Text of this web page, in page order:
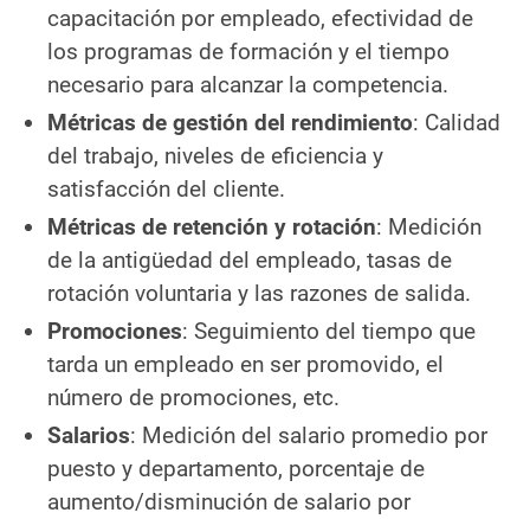
capacitación por empleado, efectividad de
los programas de formación y el tiempo
necesario para alcanzar la competencia.
Métricas de gestión del rendimiento: Calidad
del trabajo, niveles de eficiencia y
satisfacción del cliente.
Métricas de retención y rotación: Medición
de la antigüedad del empleado, tasas de
rotación voluntaria y las razones de salida.
Promociones: Seguimiento del tiempo que
tarda un empleado en ser promovido, el
número de promociones, etc.
Salarios: Medición del salario promedio por
puesto y departamento, porcentaje de
aumento/disminución de salario por